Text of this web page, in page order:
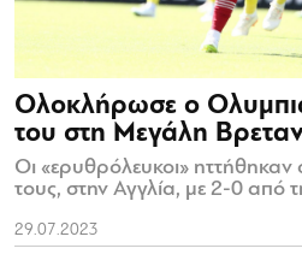
Ολοκλήρωσε ο
του στη Μεγάλη
Οι «ερυθρόλευκοι» ηττήθηκαν
τους, στην Αγγλία, με 2-0 από
29.07.2023